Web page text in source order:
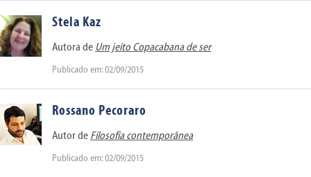
Stela Kaz
Autora de Um jeito Copacabana de ser
Publicado em: 02/09/2015
Rossano Pecoraro
Autor de Filosofia contemporânea
Publicado em: 02/09/2015